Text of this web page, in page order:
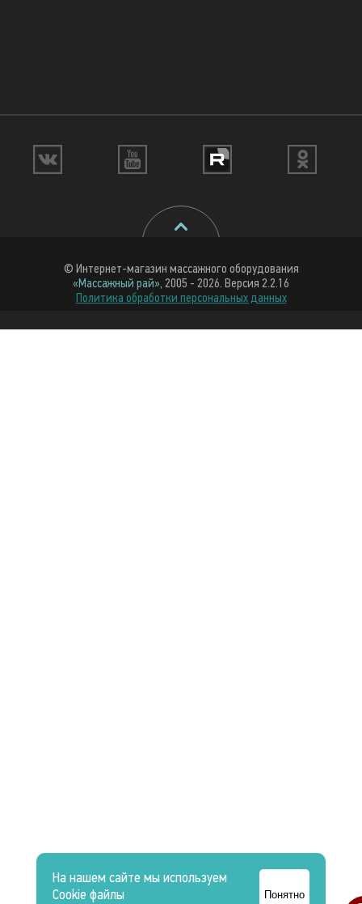
© Интернет-магазин массажного оборудования
«Массажный рай», 2005 - 2026. Версия 2.2.16
Политика обработки персональных данных
На нашем сайте мы используем
Cookie файлы
Понятно